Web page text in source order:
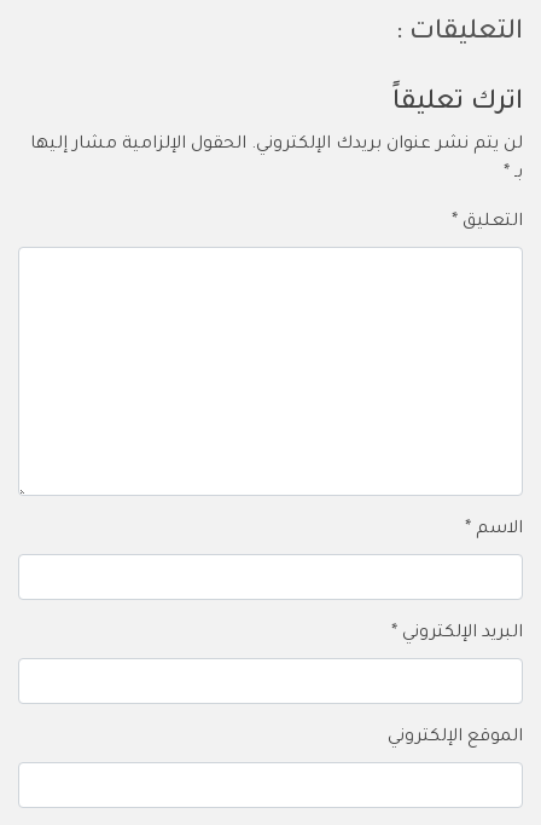
التعليقات :
اترك تعليقاً
لن يتم نشر عنوان بريدك الإلكتروني. الحقول الإلزامية مشار إليها
بـ *
التعليق *
الاسم *
البريد الإلكتروني *
الموقع الإلكتروني